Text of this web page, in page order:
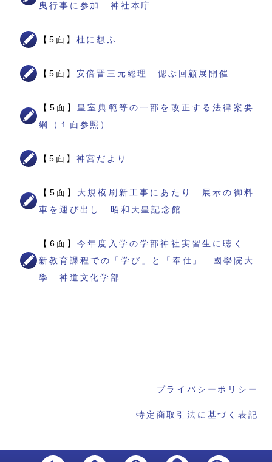
曳行事に参加 神社本庁
【5面】 杜に想ふ
【5面】 安倍晋三元総理 偲ぶ回顧展開催
【5面】 皇室典範等の一部を改正する法律案要
綱（１面参照）
【5面】 神宮だより
【5面】 大規模刷新工事にあたり 展示の御料
車を運び出し 昭和天皇記念館
【6面】今年度入学の学部神社実習生に聴く
新教育課程での「学び」と「奉仕」 國學院大
學 神道文化学部
プライバシーポリシー
特定商取引法に基づく表記